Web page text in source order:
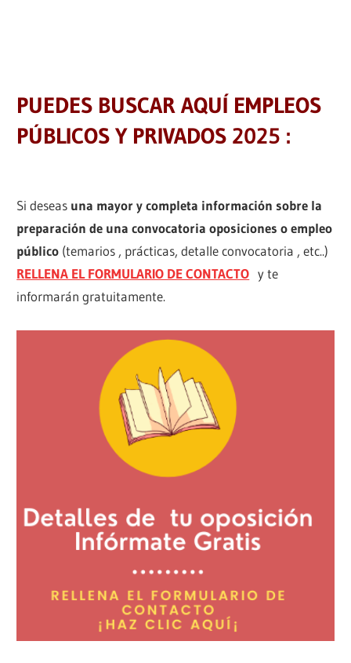
PUEDES BUSCAR AQUÍ EMPLEOS
PÚBLICOS Y PRIVADOS 2025 :
Si deseas una mayor y completa información sobre la
preparación de una convocatoria oposiciones o empleo
público (temarios , prácticas, detalle convocatoria , etc..)
RELLENA EL FORMULARIO DE CONTACTO y te
informarán gratuitamente.